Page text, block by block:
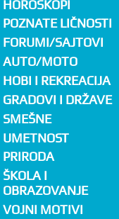
HOROSKOPI
POZNATE LIČNOSTI
FORUMI/SAJTOVI
AUTO/MOTO
HOBI I REKREACIJA
GRADOVI I DRŽAVE
SMEŠNE
UMETNOST
PRIRODA
ŠKOLA I
OBRAZOVANJE
VOJNI MOTIVI